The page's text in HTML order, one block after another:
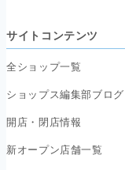
サイトコンテンツ
全ショップ一覧
ショップス編集部ブログ
開店・閉店情報
新オープン店舗一覧